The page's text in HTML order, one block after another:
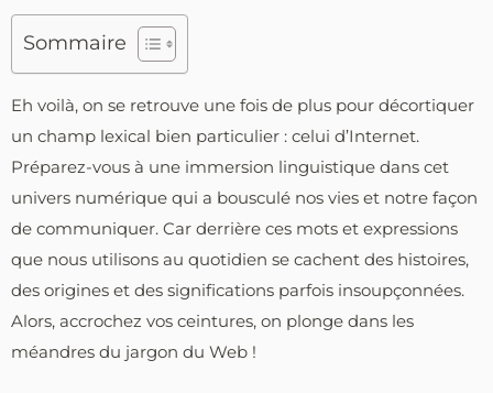
Sommaire
Eh voilà, on se retrouve une fois de plus pour décortiquer
un champ lexical bien particulier : celui d’Internet.
Préparez-vous à une immersion linguistique dans cet
univers numérique qui a bousculé nos vies et notre façon
de communiquer. Car derrière ces mots et expressions
que nous utilisons au quotidien se cachent des histoires,
des origines et des significations parfois insoupçonnées.
Alors, accrochez vos ceintures, on plonge dans les
méandres du jargon du Web !